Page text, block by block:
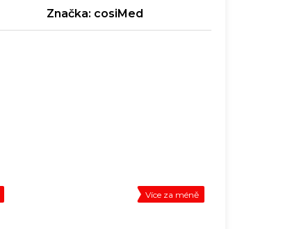
Více za méně
Značka: cosiMed